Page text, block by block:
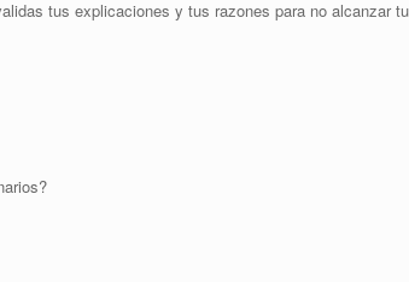
tus explicaciones y tus razones para no alcanzar